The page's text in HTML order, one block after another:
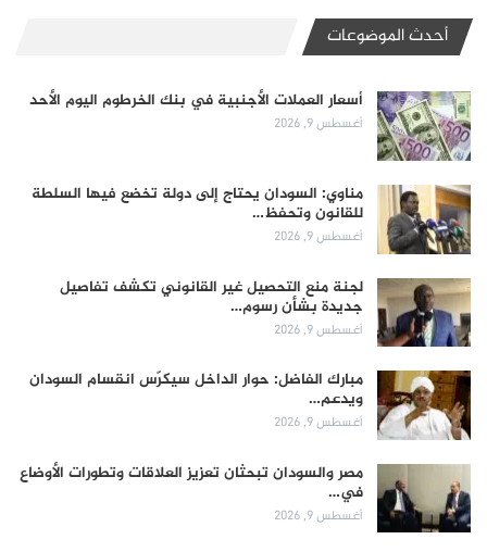
أحدث الموضوعات
أسعار العملات الأجنبية في بنك الخرطوم اليوم الأحد
أغسطس 9, 2026
مناوي: السودان يحتاج إلى دولة تخضع فيها السلطة
للقانون وتحفظ…
أغسطس 9, 2026
لجنة منع التحصيل غير القانوني تكشف تفاصيل
جديدة بشأن رسوم…
أغسطس 9, 2026
مبارك الفاضل: حوار الداخل سيكرّس انقسام السودان
ويدعم…
أغسطس 9, 2026
مصر والسودان تبحثان تعزيز العلاقات وتطورات الأوضاع
في…
أغسطس 9, 2026